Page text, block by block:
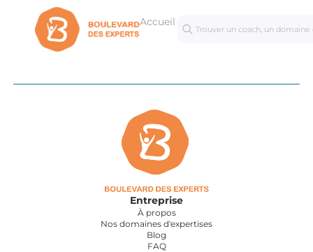
Accueil
Séances
personnalisées
Entreprise
À propos
Nos domaines d'expertises
Blog
FAQ